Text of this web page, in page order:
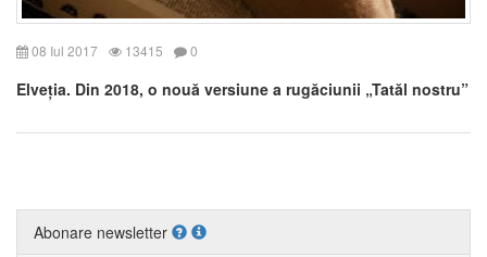
08 Iul 2017 13415 0
Elveția. Din 2018, o nouă versiune a rugăciunii „Tatăl nostru”
Abonare newsletter